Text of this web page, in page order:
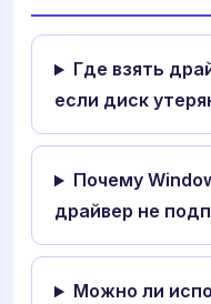
Где взять
если диск
Почему
драйвер не
Можно ли